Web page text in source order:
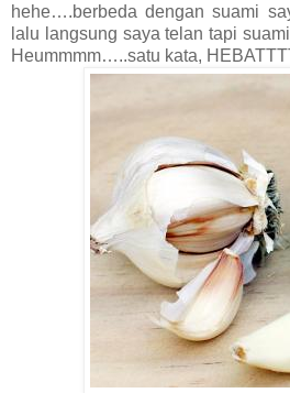
hehe….berbeda dengan suami
lalu langsung saya telan tapi
Heummmm…..satu kata,